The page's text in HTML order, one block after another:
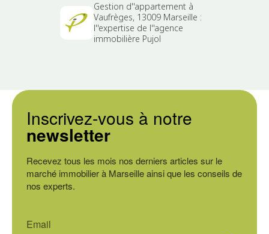
Gestion d''appartement à
Vaufrèges, 13009 Marseille :
l''expertise de l''agence
immobilière Pujol
Inscrivez-vous à notre
newsletter
Recevez tous les mois nos derniers articles sur le
marché immobilier à Marseille ainsi que les conseils de
nos experts.